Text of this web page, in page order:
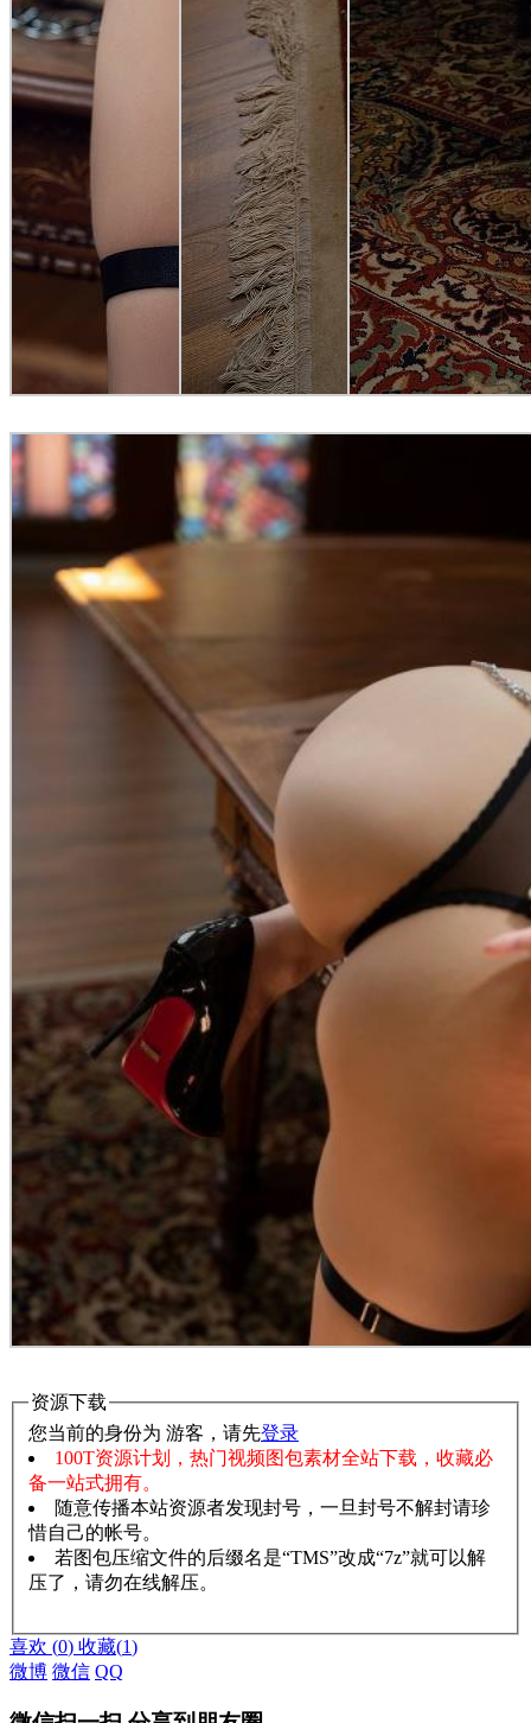
资源下载
您当前的身份为 游客，请先登录
100T资源计划，热门视频图包素材全站下载，收藏必
备一站式拥有。
随意传播本站资源者发现封号，一旦封号不解封请珍
惜自己的帐号。
若图包压缩文件的后缀名是“TMS”改成“7z”就可以解
压了，请勿在线解压。
喜欢 (0) 收藏(1)
微博 微信 QQ